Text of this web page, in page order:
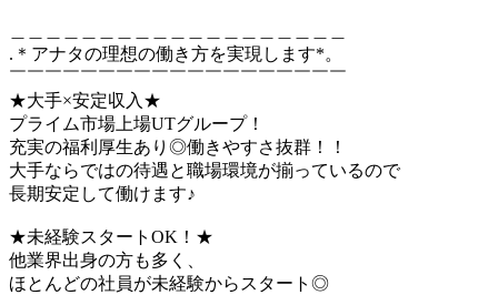
.＊アナタの理想の働き方を実現します*。
￣￣￣￣￣￣￣￣￣￣￣￣￣￣￣￣￣￣￣
★大手×安定収入★
プライム市場上場UTグループ！
充実の福利厚生あり◎働きやすさ抜群！！
大手ならではの待遇と職場環境が揃っているので
長期安定して働けます♪
★未経験スタートOK！★
他業界出身の方も多く、
ほとんどの社員が未経験からスタート◎